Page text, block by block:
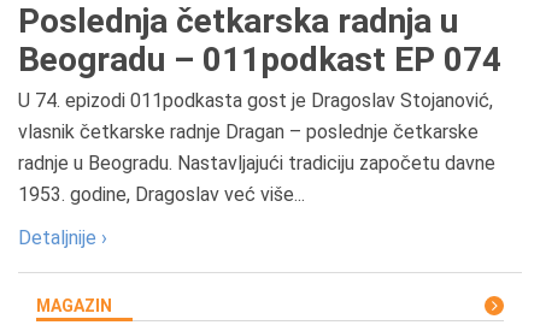
Poslednja četkarska radnja u
Beogradu – 011podkast EP 074
U 74. epizodi 011podkasta gost je Dragoslav Stojanović,
vlasnik četkarske radnje Dragan – poslednje četkarske
radnje u Beogradu. Nastavljajući tradiciju započetu davne
1953. godine, Dragoslav već više...
Detaljnije ›
MAGAZIN